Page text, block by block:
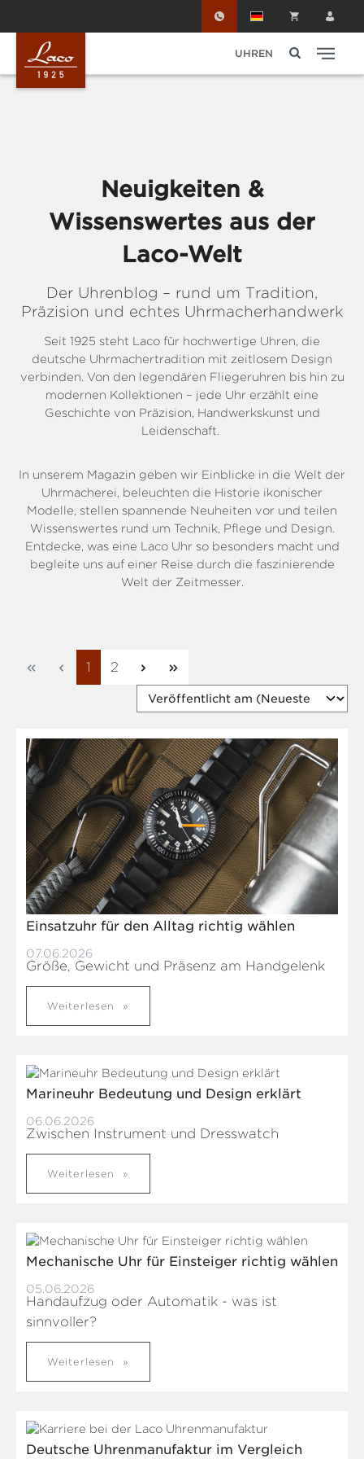
UHREN
Neuigkeiten &
Wissenswertes aus der
Laco-Welt
Der Uhrenblog – rund um Tradition,
Präzision und echtes Uhrmacherhandwerk
Seit 1925 steht Laco für hochwertige Uhren, die
deutsche Uhrmachertradition mit zeitlosem Design
verbinden. Von den legendären Fliegeruhren bis hin zu
modernen Kollektionen – jede Uhr erzählt eine
Geschichte von Präzision, Handwerkskunst und
Leidenschaft.
In unserem Magazin geben wir Einblicke in die Welt der
Uhrmacherei, beleuchten die Historie ikonischer
Modelle, stellen spannende Neuheiten vor und teilen
Wissenswertes rund um Technik, Pflege und Design.
Entdecke, was eine Laco Uhr so besonders macht und
begleite uns auf einer Reise durch die faszinierende
Welt der Zeitmesser.
Seite
1 Seite
2
Einsatzuhr für den Alltag richtig wählen
07.06.2026
Größe, Gewicht und Präsenz am Handgelenk
Weiterlesen
Marineuhr Bedeutung und Design erklärt
06.06.2026
Zwischen Instrument und Dresswatch
Weiterlesen
Mechanische Uhr für Einsteiger richtig wählen
05.06.2026
Handaufzug oder Automatik - was ist
sinnvoller?
Weiterlesen
Deutsche Uhrenmanufaktur im Vergleich